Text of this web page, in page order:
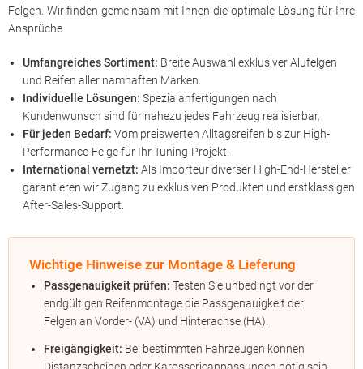
Felgen. Wir finden gemeinsam mit Ihnen die optimale Lösung für Ihre
Ansprüche.
Umfangreiches Sortiment: Breite Auswahl exklusiver Alufelgen
und Reifen aller namhaften Marken.
Individuelle Lösungen: Spezialanfertigungen nach
Kundenwunsch sind für nahezu jedes Fahrzeug realisierbar.
Für jeden Bedarf: Vom preiswerten Alltagsreifen bis zur High-
Performance-Felge für Ihr Tuning-Projekt.
International vernetzt: Als Importeur diverser High-End-Hersteller
garantieren wir Zugang zu exklusiven Produkten und erstklassigen
After-Sales-Support.
Wichtige Hinweise zur Montage & Lieferung
Passgenauigkeit prüfen: Testen Sie unbedingt vor der
endgültigen Reifenmontage die Passgenauigkeit der
Felgen an Vorder- (VA) und Hinterachse (HA).
Freigängigkeit: Bei bestimmten Fahrzeugen können